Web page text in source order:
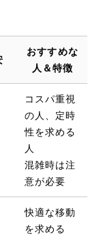
おすすめな
人＆特徴
コスパ重視
の人、定時
性を求める
人
混雑時は注
意が必要
快適な移動
を求める